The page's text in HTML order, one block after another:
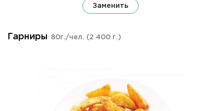
Заменить
Гарниры 80г./чел. (2 400 г.)